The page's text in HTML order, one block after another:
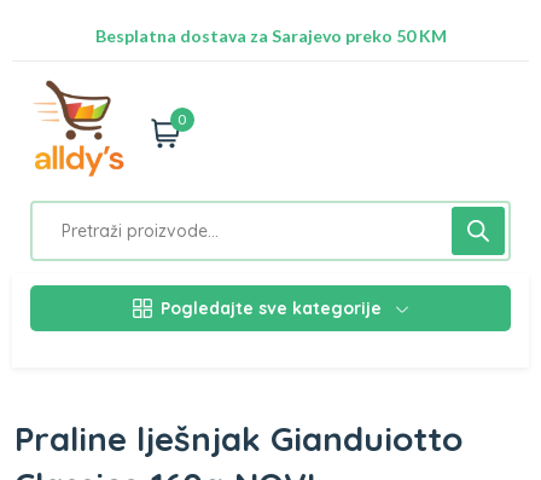
Besplatna dostava za Sarajevo preko 50 KM
0
Pogledajte sve kategorije
Praline lješnjak Gianduiotto